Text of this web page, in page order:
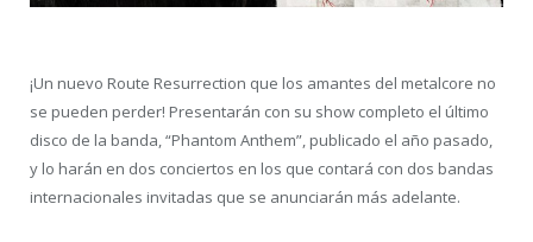
¡Un nuevo Route Resurrection que los amantes del metalcore no
se pueden perder! Presentarán con su show completo el último
disco de la banda, “Phantom Anthem”, publicado el año pasado,
y lo harán en dos conciertos en los que contará con dos bandas
internacionales invitadas que se anunciarán más adelante.